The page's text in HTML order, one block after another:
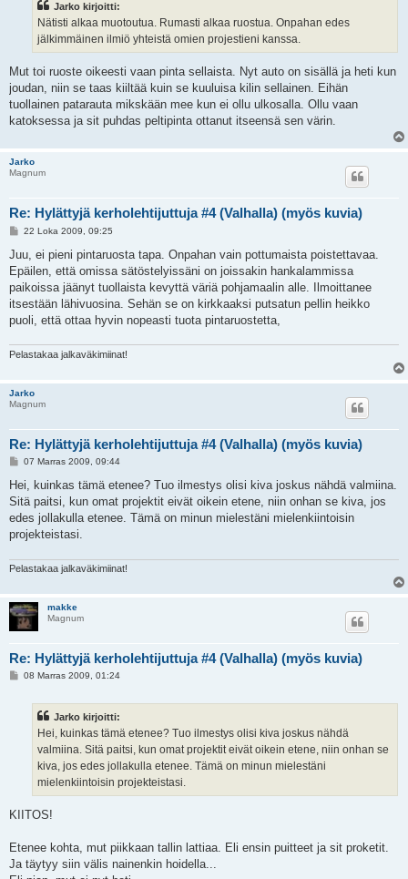
Jarko kirjoitti:
Nätisti alkaa muotoutua. Rumasti alkaa ruostua. Onpahan edes
jälkimmäinen ilmiö yhteistä omien projestieni kanssa.
Mut toi ruoste oikeesti vaan pinta sellaista. Nyt auto on sisällä ja heti kun
joudan, niin se taas kiiltää kuin se kuuluisa kilin sellainen. Eihän
tuollainen patarauta mikskään mee kun ei ollu ulkosalla. Ollu vaan
katoksessa ja sit puhdas peltipinta ottanut itseensä sen värin.
Jarko
Magnum
Re: Hylättyjä kerholehtijuttuja #4 (Valhalla) (myös kuvia)
V
e
t
i
22 Loka 2009, 09:25
Juu, ei pieni pintaruosta tapa. Onpahan vain pottumaista poistettavaa.
Epäilen, että omissa sätöstelyissäni on joissakin hankalammissa
paikoissa jäänyt tuollaista kevyttä väriä pohjamaalin alle. Ilmoittanee
itsestään lähivuosina. Sehän se on kirkkaaksi putsatun pellin heikko
puoli, että ottaa hyvin nopeasti tuota pintaruostetta,
Pelastakaa jalkaväkimiinat!
Jarko
Magnum
Re: Hylättyjä kerholehtijuttuja #4 (Valhalla) (myös kuvia)
V
e
t
i
07 Marras 2009, 09:44
Hei, kuinkas tämä etenee? Tuo ilmestys olisi kiva joskus nähdä valmiina.
Sitä paitsi, kun omat projektit eivät oikein etene, niin onhan se kiva, jos
edes jollakulla etenee. Tämä on minun mielestäni mielenkiintoisin
projekteistasi.
Pelastakaa jalkaväkimiinat!
makke
Magnum
Re: Hylättyjä kerholehtijuttuja #4 (Valhalla) (myös kuvia)
V08 Marras 2009, 01:24
Jarko kirjoitti:
Hei, kuinkas tämä etenee? Tuo ilmestys olisi kiva joskus nähdä
valmiina. Sitä paitsi, kun omat projektit eivät oikein etene, niin onhan se
kiva, jos edes jollakulla etenee. Tämä on minun mielestäni
mielenkiintoisin projekteistasi.
KIITOS!
Etenee kohta, mut piikkaan tallin lattiaa. Eli ensin puitteet ja sit proketit.
Ja täytyy siin välis nainenkin hoidella...